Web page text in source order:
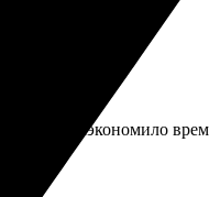
что сэкономило